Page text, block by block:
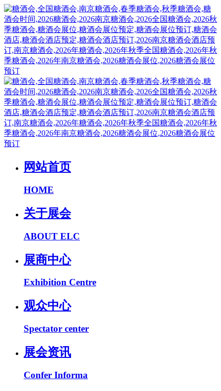
网站首页
HOME
关于展会
ABOUT ELC
展商中心
Exhibition Centre
观众中心
Spectator center
展会资讯
Confer Informa